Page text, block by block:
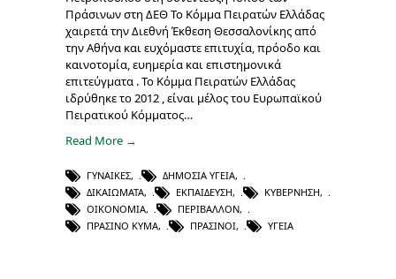
Πράσινων στη ΔΕΘ Το Κόμμα Πειρατών Ελλάδας
χαιρετά την Διεθνή Έκθεση Θεσσαλονίκης από
την Αθήνα και ευχόμαστε επιτυχία, πρόοδο και
καινοτομία, ευημερία και επιστημονικά
επιτεύγματα . Το Κόμμα Πειρατών Ελλάδας
ιδρύθηκε το 2012 , είναι μέλος του Ευρωπαϊκού
Πειρατικού Κόμματος…
Read More →
ΓΥΝΑΊΚΕΣ, ΔΗΜΌΣΙΑ ΥΓΕΊΑ,
ΔΙΚΑΙΏΜΑΤΑ, ΕΚΠΑΊΔΕΥΣΗ, ΚΥΒΈΡΝΗΣΗ,
ΟΙΚΟΝΟΜΊΑ, ΠΕΡΙΒΆΛΛΟΝ,
ΠΡΆΣΙΝΟ ΚΎΜΑ, ΠΡΆΣΙΝΟΙ, ΥΓΕΊΑ